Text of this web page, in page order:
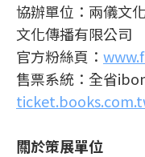
協辦單位：兩儀文
文化傳播有限公司
官方粉絲頁：
售票系統：全省
關於策展單位